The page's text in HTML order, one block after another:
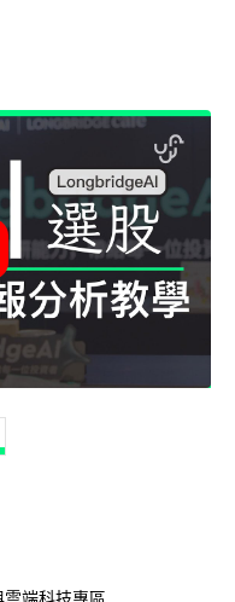
端科技專區